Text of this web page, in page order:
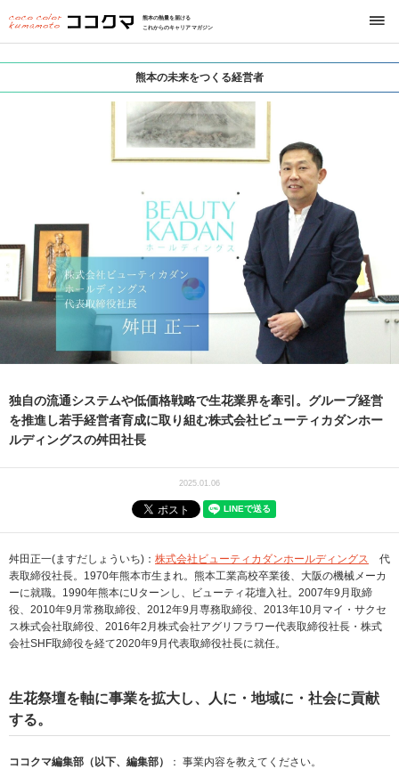
熊本の熱量を届ける
これからのキャリアマガジン
熊本の未来をつくる経営者
独自の流通システムや低価格戦略で生花業界を牽引。グループ経営
を推進し若手経営者育成に取り組む株式会社ビューティカダンホー
ルディングスの舛田社長
2025.01.06
舛田正一(ますだしょういち)： 株式会社ビューティカダンホールディングス
代
表取締役社長。1970年熊本市生まれ。熊本工業高校卒業後、大阪の機械メーカ
ーに就職。1990年熊本にUターンし、ビューティ花壇入社。2007年9月取締
役、2010年9月常務取締役、2012年9月専務取締役、2013年10月マイ・サクセ
ス株式会社取締役、2016年2月株式会社アグリフラワー代表取締役社長・株式
会社SHF取締役を経て2020年9月代表取締役社長に就任。
生花祭壇を軸に事業を拡大し、人に・地域に・社会に貢献
する。
ココクマ編集部（以下、編集部） ： 事業内容を教えてください。